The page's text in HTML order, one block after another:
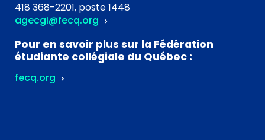
418 368-2201, poste 1448
agecgi@fecq.org
Pour en savoir plus sur la Fédération
étudiante collégiale du Québec :
fecq.org